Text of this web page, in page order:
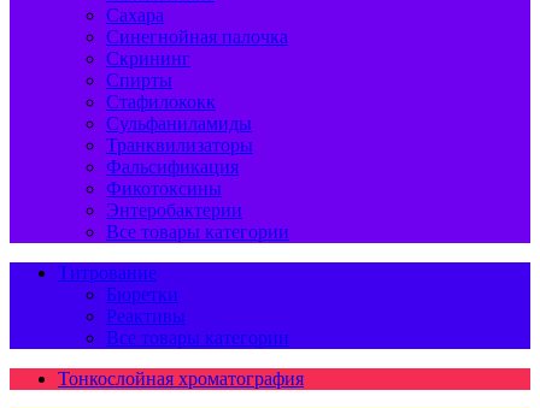
Сахара
Синегнойная палочка
Скрининг
Спирты
Стафилококк
Сульфаниламиды
Транквилизаторы
Фальсификация
Фикотоксины
Энтеробактерии
Все товары категории
Титрование
Бюретки
Реактивы
Все товары категории
Тонкослойная хроматография